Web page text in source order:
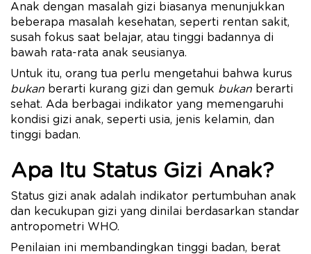
Anak dengan masalah gizi biasanya menunjukkan
beberapa masalah kesehatan, seperti rentan sakit,
susah fokus saat belajar, atau tinggi badannya di
bawah rata-rata anak seusianya.
Untuk itu, orang tua perlu mengetahui bahwa kurus
bukan berarti kurang gizi dan gemuk bukan berarti
sehat. Ada berbagai indikator yang memengaruhi
kondisi gizi anak, seperti usia, jenis kelamin, dan
tinggi badan.
Apa Itu Status Gizi Anak?
Status gizi anak adalah indikator pertumbuhan anak
dan kecukupan gizi yang dinilai berdasarkan standar
antropometri WHO.
Penilaian ini membandingkan tinggi badan, berat